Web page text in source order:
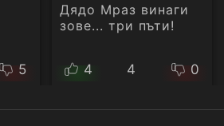
5
Дядо Мраз винаги
зове... три пъти!
4 4 0